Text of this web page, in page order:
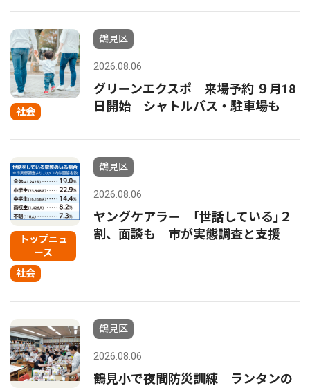
社会
鶴見区
2026.08.06
グリーンエクスポ 来場予約 ９月18
日開始 シャトルバス・駐車場も
トップニュ
ース
社会
鶴見区
2026.08.06
ヤングケアラー ｢世話している｣２
割、面談も 市が実態調査と支援
鶴見区
2026.08.06
鶴見小で夜間防災訓練 ランタンの